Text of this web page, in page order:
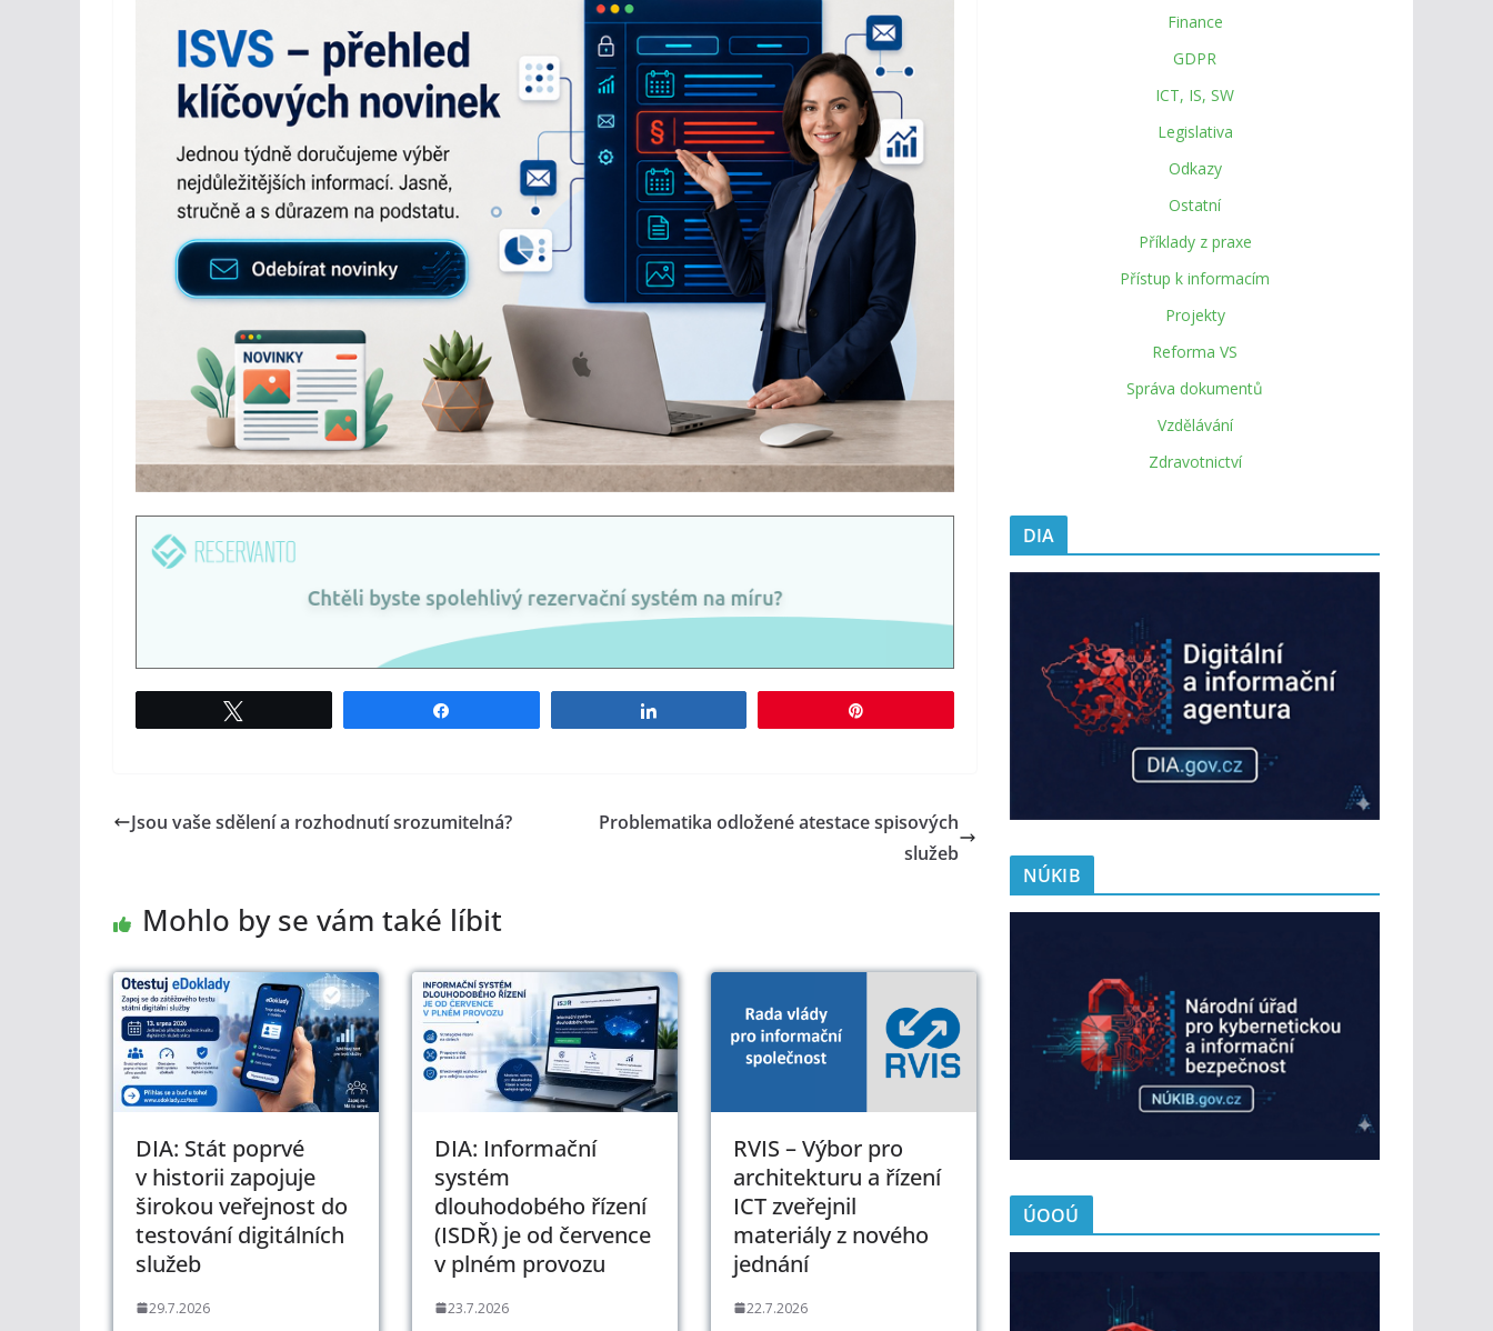
Jsou vaše sdělení a rozhodnutí srozumitelná?
Problematika odložené atestace spisových
služeb
Mohlo by se vám také líbit
DIA: Stát poprvé
v historii zapojuje
širokou veřejnost do
testování digitálních
služeb
29.7.2026
DIA: Informační
systém
dlouhodobého řízení
(ISDŘ) je od července
v plném provozu
23.7.2026
RVIS – Výbor pro
architekturu a řízení
ICT zveřejnil
materiály z nového
jednání
22.7.2026
Finance
GDPR
ICT, IS, SW
Legislativa
Odkazy
Ostatní
Příklady z praxe
Přístup k informacím
Projekty
Reforma VS
Správa dokumentů
Vzdělávání
Zdravotnictví
DIA
NÚKIB
ÚOOÚ